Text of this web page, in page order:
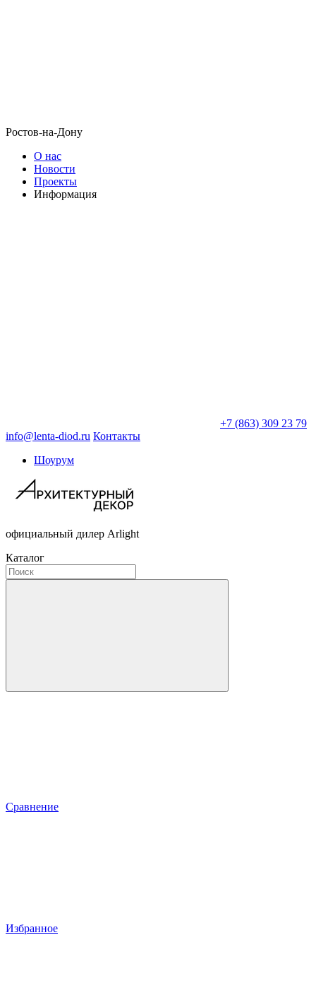
Ростов-на-Дону
О нас
Новости
Проекты
Информация
+7 (863) 309 23 79
info@lenta-diod.ru Контакты
Шоурум
официальный дилер Arlight
Каталог
Сравнение
Избранное